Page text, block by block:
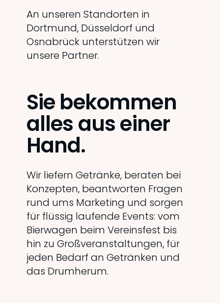
An unseren Standorten in
Dortmund, Düsseldorf und
Osnabrück unterstützen wir
unsere Partner.
Sie bekommen
alles aus einer
Hand.
Wir liefern Getränke, beraten bei
Konzepten, beantworten Fragen
rund ums Marketing und sorgen
für flüssig laufende Events: vom
Bierwagen beim Vereinsfest bis
hin zu Großveranstaltungen, für
jeden Bedarf an Getränken und
das Drumherum.